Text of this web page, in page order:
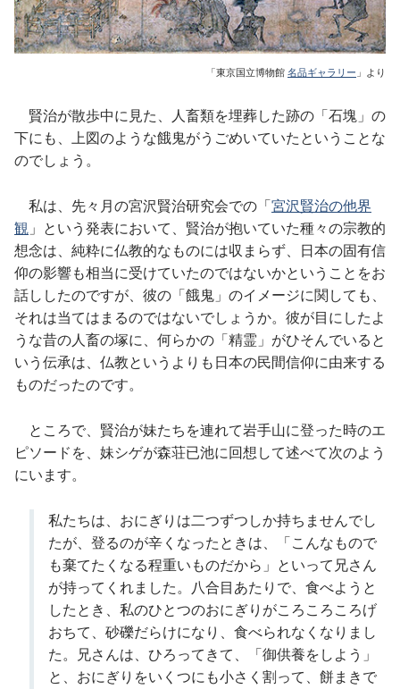
「東京国立博物館 名品ギャラリー 」より
賢治が散歩中に見た、人畜類を埋葬した跡の「石塊」の
下にも、上図のような餓鬼がうごめいていたということな
のでしょう。
私は、先々月の宮沢賢治研究会での「 宮沢賢治の他界
観 」という発表において、賢治が抱いていた種々の宗教的
想念は、純粋に仏教的なものには収まらず、日本の固有信
仰の影響も相当に受けていたのではないかということをお
話ししたのですが、彼の「餓鬼」のイメージに関しても、
それは当てはまるのではないでしょうか。彼が目にしたよ
うな昔の人畜の塚に、何らかの「精霊」がひそんでいると
いう伝承は、仏教というよりも日本の民間信仰に由来する
ものだったのです。
ところで、賢治が妹たちを連れて岩手山に登った時のエ
ピソードを、妹シゲが森荘已池に回想して述べて次のよう
にいます。
私たちは、おにぎりは二つずつしか持ちませんでし
たが、登るのが辛くなったときは、「こんなもので
も棄てたくなる程重いものだから」といって兄さん
が持ってくれました。八合目あたりで、食べようと
したとき、私のひとつのおにぎりがころころころげ
おちて、砂礫だらけになり、食べられなくなりまし
た。兄さんは、ひろってきて、「御供養をしよう」
と、おにぎりをいくつにも小さく割って、餅まきで